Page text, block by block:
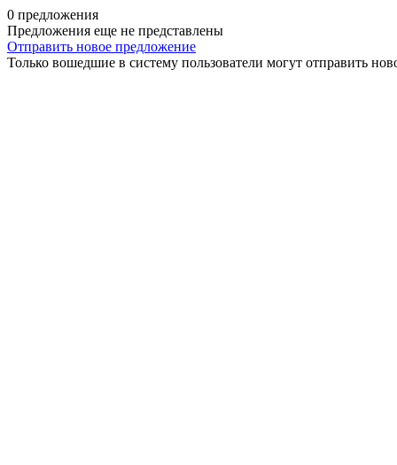
0 предложения
Предложения еще не представлены
Отправить новое предложение
Только вошедшие в систему пользователи могут отправить